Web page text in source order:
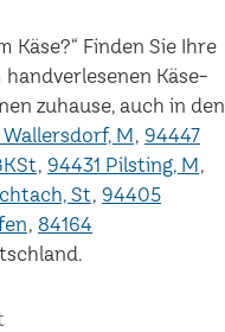
Käse?“ Finden Sie Ihre
Käse-
zuhause, auch in den
M 94447
94431 Pilsting, M
St 94405
84164